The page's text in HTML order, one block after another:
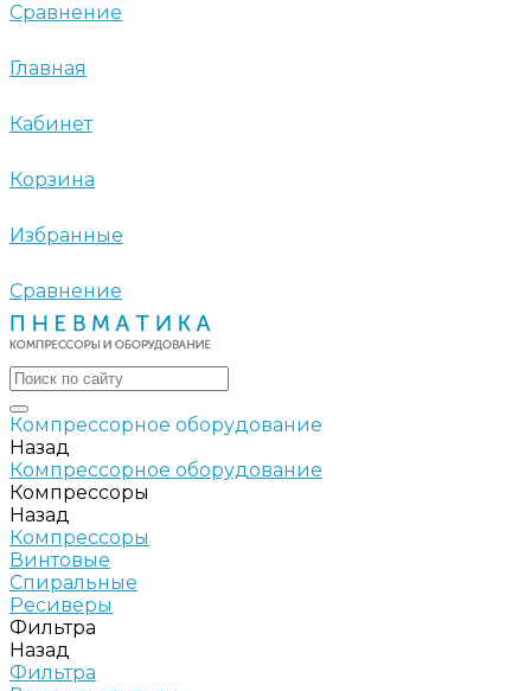
Сравнение
Главная
Кабинет
Корзина
Избранные
Сравнение
Компрессорное оборудование
Назад
Компрессорное оборудование
Компрессоры
Назад
Компрессоры
Винтовые
Спиральные
Ресиверы
Фильтра
Назад
Фильтра